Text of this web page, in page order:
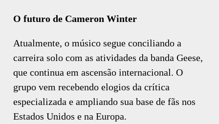
O futuro de Cameron Winter
Atualmente, o músico segue conciliando a
carreira solo com as atividades da banda Geese,
que continua em ascensão internacional. O
grupo vem recebendo elogios da crítica
especializada e ampliando sua base de fãs nos
Estados Unidos e na Europa.